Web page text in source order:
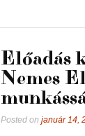
Előadás
Nemes
Posted onjanuár 14,